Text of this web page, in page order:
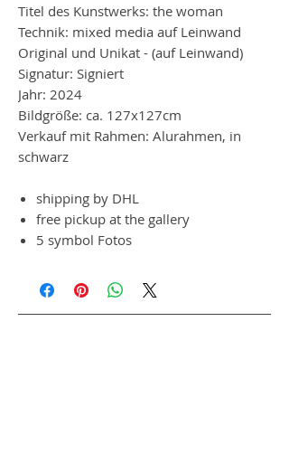
Titel des Kunstwerks: the woman
Technik: mixed media auf Leinwand
Original und Unikat - (auf Leinwand)
Signatur: Signiert
Jahr: 2024
Bildgröße: ca. 127x127cm
Verkauf mit Rahmen: Alurahmen, in
schwarz
shipping by DHL
free pickup at the gallery
5 symbol Fotos